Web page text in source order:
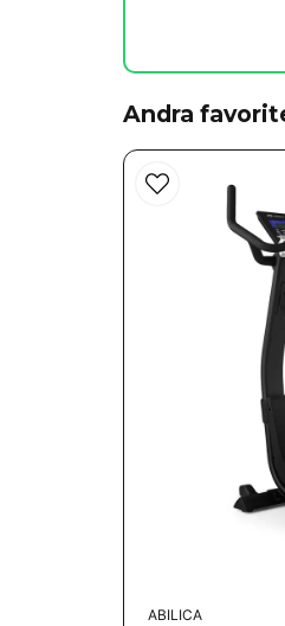
Andra
ABILICA